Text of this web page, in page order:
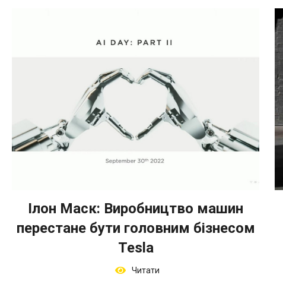
Ілон Маск: Виробництво машин
перестане бути головним бізнесом
Tesla
Читати